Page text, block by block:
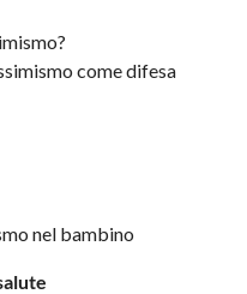
come difesa
nel bambino